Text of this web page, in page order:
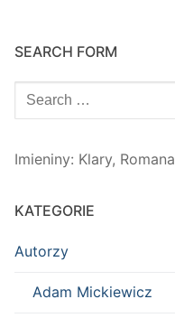
SEARCH FORM
Szukaj:
Imieniny: Klary, Romana
KATEGORIE
Autorzy
Adam Mickiewicz